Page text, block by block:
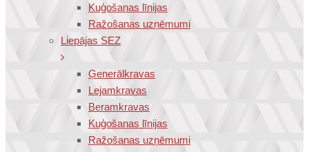
Kuģošanas līnijas
Ražošanas uzņēmumi
Liepājas SEZ
Ģenerālkravas
Lejamkravas
Beramkravas
Kuģošanas līnijas
Ražošanas uzņēmumi